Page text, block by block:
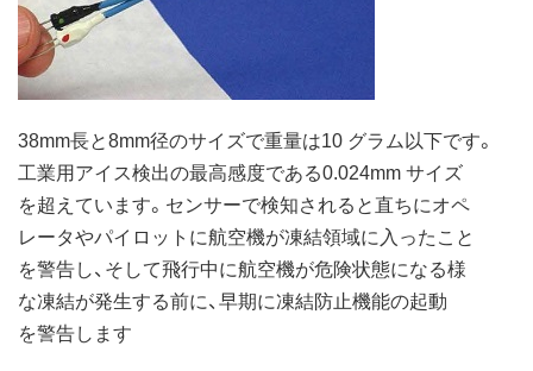
38mm長と8mm径のサイズで重量は10 グラム以下です。
工業用アイス検出の最高感度である0.024mm サイズ
を超えています。センサーで検知されると直ちにオペ
レータやパイロットに航空機が凍結領域に入ったこと
を警告し、そして飛行中に航空機が危険状態になる様
な凍結が発生する前に、早期に凍結防止機能の起動
を警告します